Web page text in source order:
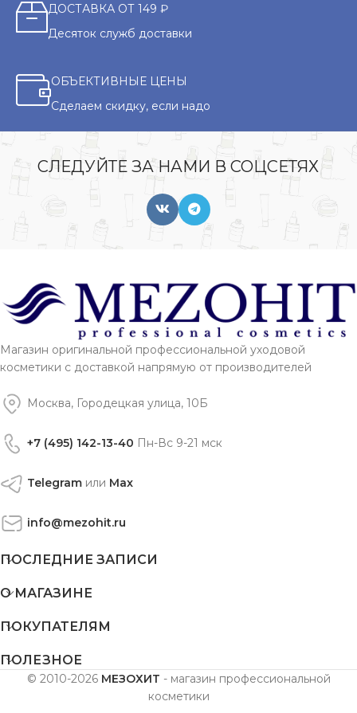
ДОСТАВКА ОТ 149 ₽
Десяток служб доставки
ОБЪЕКТИВНЫЕ ЦЕНЫ
Сделаем скидку, если надо
СЛЕДУЙТЕ ЗА НАМИ В СОЦСЕТЯХ
Магазин оригинальной профессиональной уходовой
косметики с доставкой напрямую от производителей
Москва, Городецкая улица, 10Б
+7 (495) 142-13-40 Пн-Вс 9-21 мск
Telegram или Max
info@mezohit.ru
ПОСЛЕДНИЕ ЗАПИСИ
О МАГАЗИНЕ
ПОКУПАТЕЛЯМ
ПОЛЕЗНОЕ
© 2010-2026 МЕЗОХИТ - магазин профессиональной
косметики